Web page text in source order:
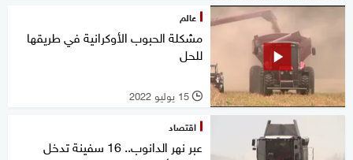
عالم
مشكلة الحبوب الأوكرانية في طريقها
للحل
l 15 يوليو 2022
اقتصاد
عبر نهر الدانوب.. 16 سفينة تدخل